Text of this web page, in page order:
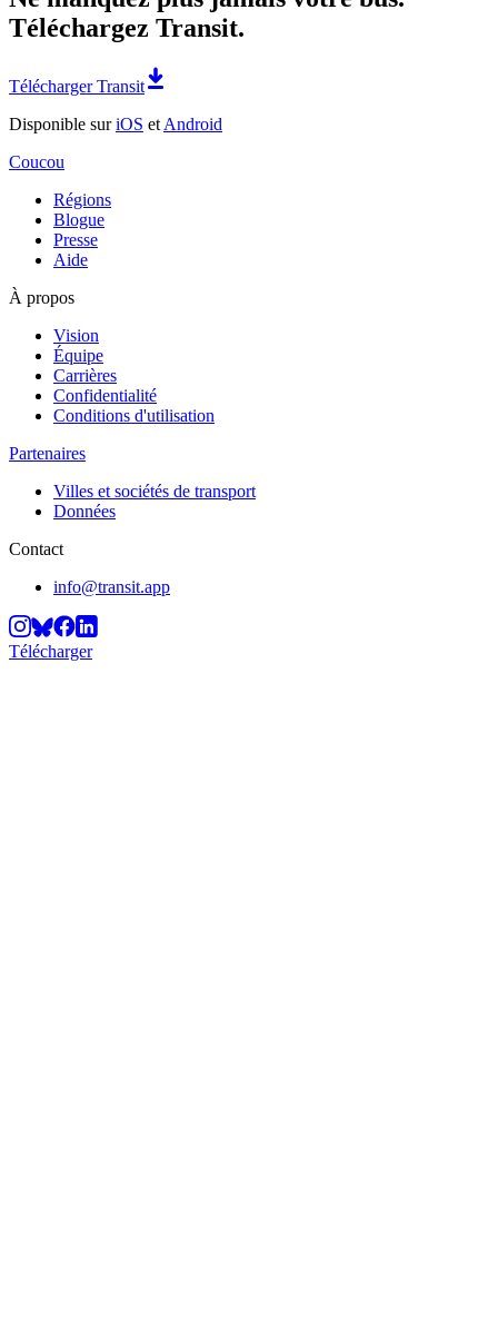
Téléchargez Transit.
Télécharger Transit
Disponible suriOS et Android
Coucou
Régions
Blogue
Presse
Aide
À propos
Vision
Équipe
Carrières
Confidentialité
Conditions d'utilisation
Partenaires
Villes et sociétés de transport
Données
Contact
info@transit.app
Télécharger